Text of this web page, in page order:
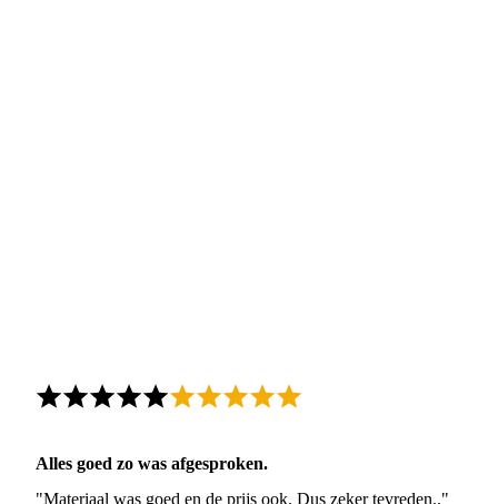
Alles goed zo was afgesproken.
"Materiaal was goed en de prijs ook. Dus zeker tevreden.."